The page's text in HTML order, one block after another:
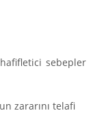
sebepler
zararını telafi